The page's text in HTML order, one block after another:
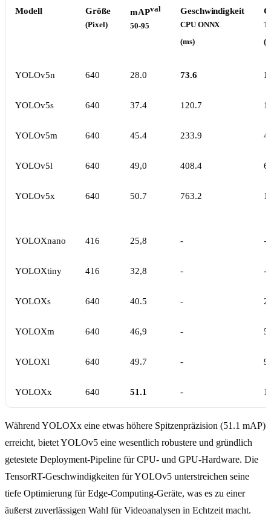
Modell Größe
(Pixel)
mAPval
50-95
Geschwindigkeit
CPU ONNX
(ms)
YOLOv5n 640 28.0 73.6
YOLOv5s 640 37.4 120.7
YOLOv5m 640 45.4 233.9
YOLOv5l 640 49,0 408.4
YOLOv5x 640 50.7 763.2
YOLOXnano 416 25,8 - -
YOLOXtiny 416 32,8 - -
YOLOXs 640 40.5 -
YOLOXm 640 46,9 -
YOLOXl 640 49.7 -
YOLOXx 640 51.1 -
Während YOLOXx eine etwas höhere Spitzenpräzision (51.1 mAP)
erreicht, bietet YOLOv5 eine wesentlich robustere und gründlich
getestete Deployment-Pipeline für CPU- und GPU-Hardware. Die
TensorRT-Geschwindigkeiten für YOLOv5 unterstreichen seine
tiefe Optimierung für Edge-Computing-Geräte, was es zu einer
äußerst zuverlässigen Wahl für Videoanalysen in Echtzeit macht.